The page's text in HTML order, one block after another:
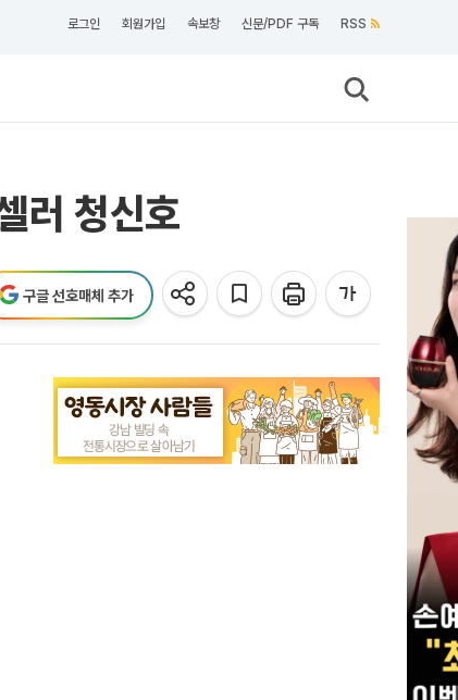
로그인 회원가입 속보창 신문/PDF 구독 RSS
러 청신호
구글 선호매체 추가